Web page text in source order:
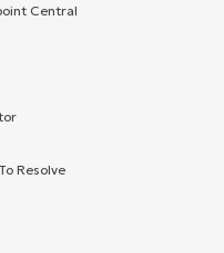
Central
Resolve